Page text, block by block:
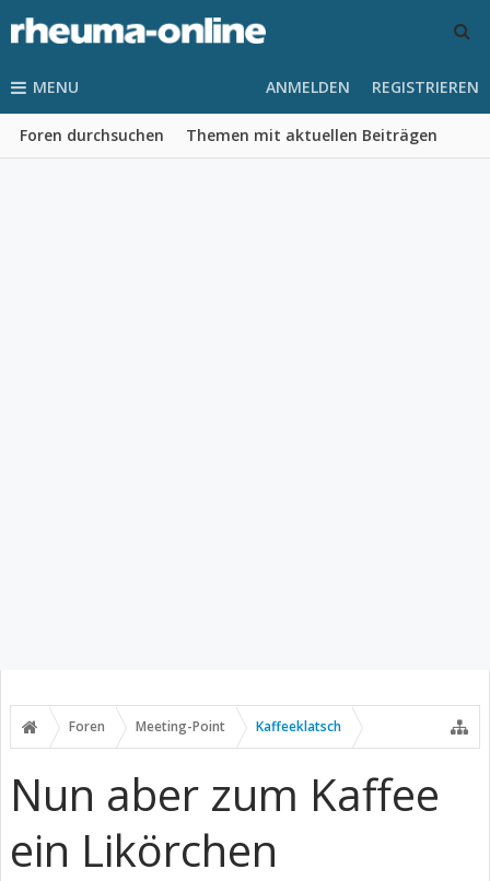
MENU
Foren durchsuchen Themen mit aktuellen Beiträgen
ANMELDEN REGISTRIEREN
Foren Meeting-Point Kaffeeklatsch
Nun aber zum Kaffee
ein Likörchen